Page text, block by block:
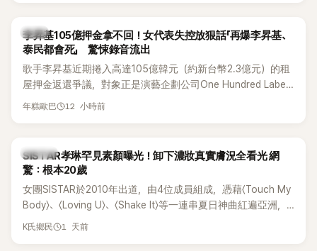
韓星
李昇基105億押金拿不回！女代表失控放狠話「再爆李昇基、
泰民都會死」 驚悚錄音流出
歌手李昇基近期捲入高達105億韓元（約新台幣2.3億元）的租
屋押金返還爭議，對象正是演藝企劃公司One Hundred Label
代表車佳媛(차가원)。如今事件再掀風波，YouTuber李鎮浩公開
年糕歐巴 12 小時前
K-POP
SISTAR孝琳罕見素顏曝光！卸下濃妝真實膚況全看光 網
驚：根本20歲
女團SISTAR於2010年出道，由4位成員組成，憑藉〈Touch My
Body〉、〈Loving U〉、〈Shake It〉等一連串夏日神曲紅遍亞洲，
獲封「夏日女王」。不過，團體在出道滿7年後宣布解散，成員各
K氏鄉民 1 天前